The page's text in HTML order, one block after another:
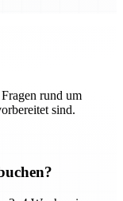
rund um
sind.